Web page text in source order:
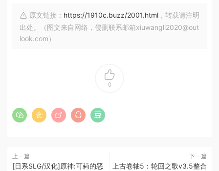
原文链接： https://1910c.buzz/2001.html ，转载请注明
出处。（图文来自网络，侵删联系邮箱xiuwangli2020@out
look.com）
0
上一篇
[日系SLG/汉化]原神:可莉的恶
下一篇
上古卷轴5：轮回之歌v3.5整合